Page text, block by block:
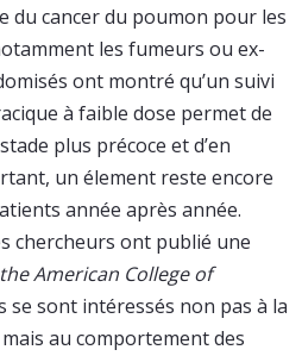
du cancer du poumon pour les
les fumeurs ou ex-
ont montré qu’un suivi
à faible dose permet de
plus précoce et d’en
un élement reste encore
année après année.
chercheurs ont publié une
American College of
se sont intéressés non pas à la
au comportement des